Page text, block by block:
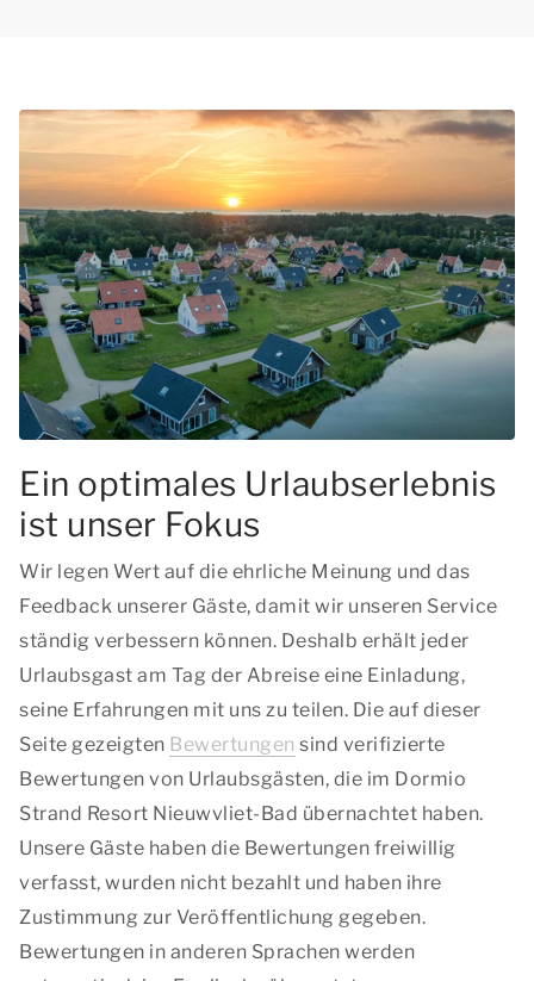
Ein optimales Urlaubserlebnis
ist unser Fokus
Wir legen Wert auf die ehrliche Meinung und das
Feedback unserer Gäste, damit wir unseren Service
ständig verbessern können. Deshalb erhält jeder
Urlaubsgast am Tag der Abreise eine Einladung,
seine Erfahrungen mit uns zu teilen. Die auf dieser
Seite gezeigten Bewertungen sind verifizierte
Bewertungen von Urlaubsgästen, die im Dormio
Strand Resort Nieuwvliet-Bad übernachtet haben.
Unsere Gäste haben die Bewertungen freiwillig
verfasst, wurden nicht bezahlt und haben ihre
Zustimmung zur Veröffentlichung gegeben.
Bewertungen in anderen Sprachen werden